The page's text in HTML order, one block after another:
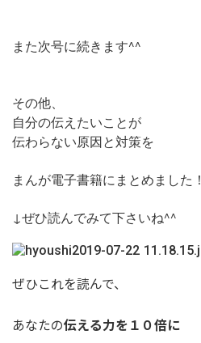
また次号に続きます^^
その他、
自分の伝えたいことが
伝わらない原因と対策を
まんが電子書籍にまとめました！
↓ぜひ読んでみて下さいね^^
ぜひこれを読んで、
あなたの伝える力を１０倍に